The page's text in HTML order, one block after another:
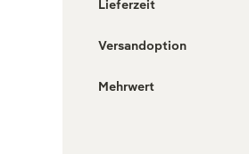
Lieferzeit
Versandoption
Mehrwert